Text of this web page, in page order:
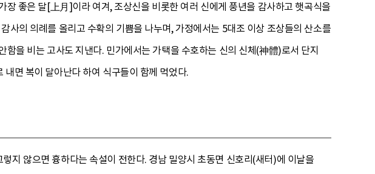
좋은 달[上月]이라 여겨, 조상신을 비롯한 여러 신에게 풍년을 감사하고 햇곡식을
의 의례를 올리고 수확의 기쁨을 나누며, 가정에서는 5대조 이상 조상들의 산소를
을 비는 고사도 지낸다. 민가에서는 가택을 수호하는 신의 신체(神體)로서 단지
면 복이 달아난다 하여 식구들이 함께 먹었다.
지 않으면 흉하다는 속설이 전한다. 경남 밀양시 초동면 신호리(새터)에 이날을